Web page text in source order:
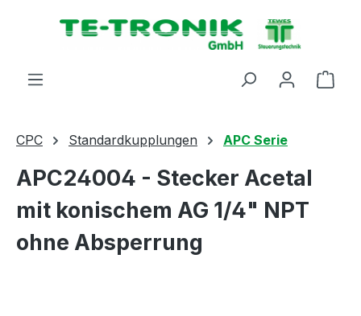
springen
CPC Standardkupplungen APC Serie
APC24004 - Stecker Acetal
mit konischem AG 1/4" NPT
ohne Absperrung